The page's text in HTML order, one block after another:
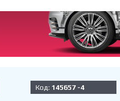
Код: 145657 -4